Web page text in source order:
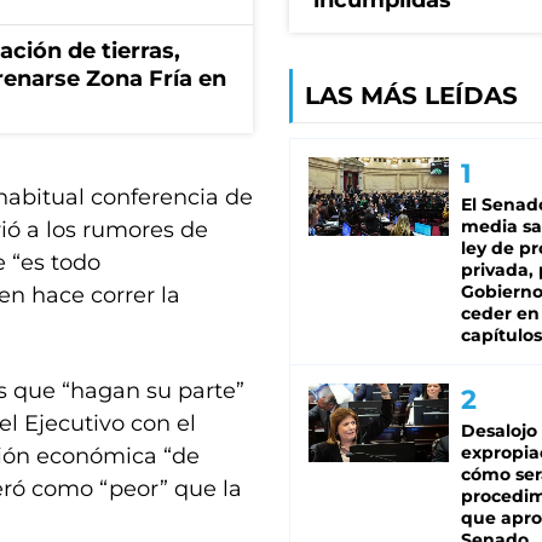
de tierras,
Zona Fría en
conferencia de
a los rumores de
“es todo
hace correr la
“hagan su parte”
Ejecutivo con el
económica “de
como “peor” que la
LAS MÁS LEÍDAS
El
media
ley de
privada,
ceder
capítulos
cómo
que